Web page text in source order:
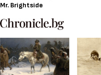
Mr. Brightside